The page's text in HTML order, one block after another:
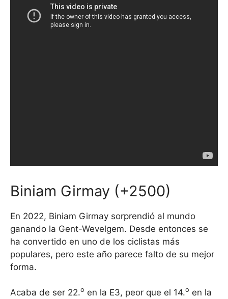
Biniam Girmay (+2500)
En 2022, Biniam Girmay sorprendió al mundo
ganando la Gent-Wevelgem. Desde entonces se
ha convertido en uno de los ciclistas más
populares, pero este año parece falto de su mejor
forma.
Acaba de ser 22.o en la E3, peor que el 14.o en la